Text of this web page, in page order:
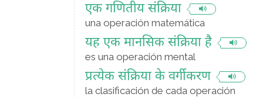
एक गणितीय संक्रिया
una operación matemática
यह एक मानसिक संक्रिया है
es una operación mental
प्रत्येक संक्रिया के वर्गीकरण
la clasificación de cada operación